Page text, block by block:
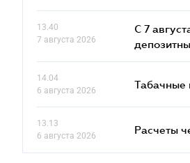
13.40
7 августа 2026
С 7
14.04
6 августа 2026
Табачные
13.13
6 августа 2026
Расчеты